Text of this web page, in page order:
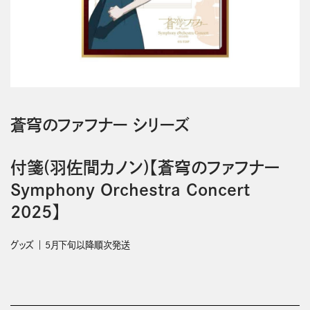
蒼穹のファフナー シリーズ
付箋(羽佐間カノン)【蒼穹のファフナー
Symphony Orchestra Concert
2025】
グッズ 5月下旬以降順次発送